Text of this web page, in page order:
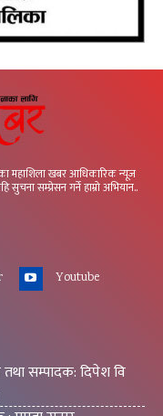
महाशिला खबर आधिकारिक न्यूज
सुचना सम्प्रेसन गर्ने हाम्रो अभियान..
Youtube
सम्पादक: दिपेश वि